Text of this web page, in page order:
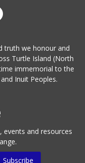
truth we honour and
Turtle Island (North
immemorial to the
Inuit Peoples.
events and resources